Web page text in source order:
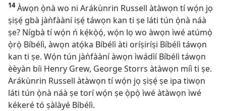
14Àwọn ọ̀nà wo ni Arákùnrin Russell àtàwọn tí wọ́n jọ
ṣiṣẹ́ gbà jàǹfààní iṣẹ́ táwọn kan ti ṣe láti tún ọ̀nà náà
ṣe? Nígbà tí wọ́n ń kẹ́kọ̀ọ́, wọ́n lọ wo àwọn ìwé atúmọ̀
ọ̀rọ̀ Bíbélì, àwọn atọ́ka Bíbélì àti oríṣiríṣi Bíbélì táwọn
kan ti ṣe. Wọ́n tún jàǹfààní àwọn ìwádìí Bíbélì táwọn
èèyàn bíi Henry Grew, George Storrs àtàwọn míì ti ṣe.
Arákùnrin Russell àtàwọn tí wọ́n jọ ṣiṣẹ́ ṣe ipa tiwọn
láti tún ọ̀nà náà ṣe torí wọ́n ṣe ọ̀pọ̀ ìwé àtàwọn ìwé
kékeré tó ṣàlàyé Bíbélì.